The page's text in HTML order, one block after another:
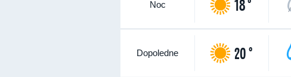
Noc 18 °
Dopoledne 20 °